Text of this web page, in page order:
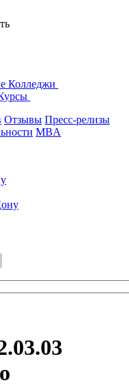
Колледжи
Отзывы Пресс-релизы
MBA